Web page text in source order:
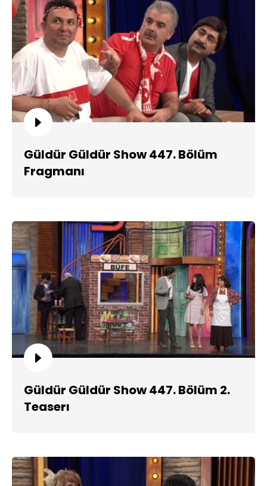
Güldür Güldür Show 447. Bölüm
Fragmanı
Güldür Güldür Show 447. Bölüm 2.
Teaserı